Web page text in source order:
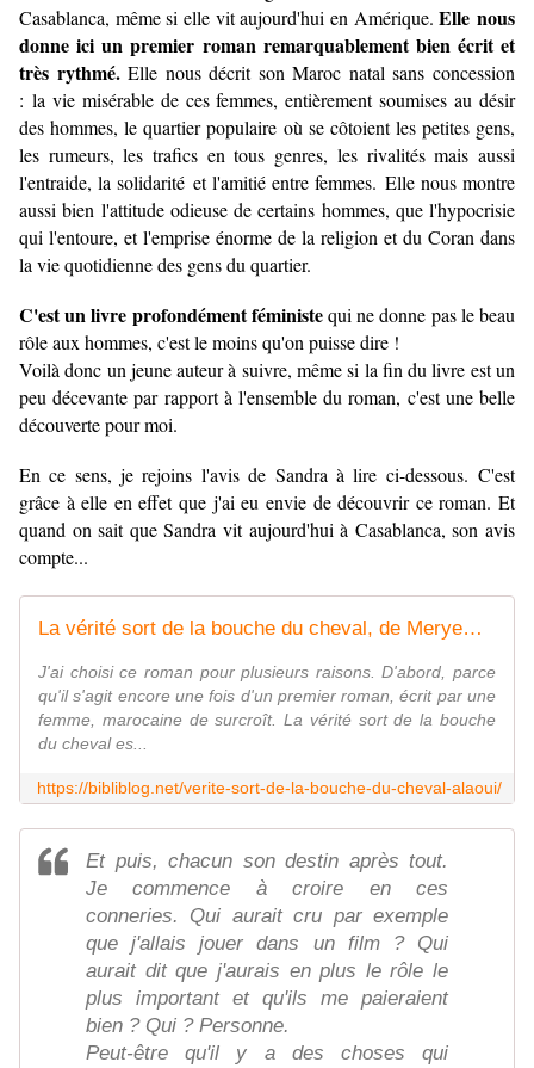
Casablanca, même si elle vit aujourd'hui en Amérique.Elle nous
donne ici un premier roman remarquablement bien écrit et
très rythmé.Elle nous décrit son Maroc natal sans concession
: la vie misérable de ces femmes, entièrement soumises au désir
des hommes, le quartier populaire où se côtoient les petites gens,
les rumeurs, les trafics en tous genres, les rivalités mais aussi
l'entraide, la solidarité et l'amitié entre femmes. Elle nous montre
aussi bien l'attitude odieuse de certains hommes, que l'hypocrisie
qui l'entoure, et l'emprise énorme de la religion et du Coran dans
la vie quotidienne des gens du quartier.
C'est un livre profondément féministequi ne donne pas le beau
rôle aux hommes, c'est le moins qu'on puisse dire !
Voilà donc un jeune auteur à suivre, même si la fin du livre est un
peu décevante par rapport à l'ensemble du roman, c'est une belle
découverte pour moi.
En ce sens, je rejoins l'avis de Sandra à lire ci-dessous. C'est
grâce à elle en effet que j'ai eu envie de découvrir ce roman. Et
quand on sait que Sandra vit aujourd'hui à Casablanca, son avis
compte...
La vérité sort de la bouche du cheval, de Meryem Alaoui La vérité sort de la bouche du cheval
J'ai choisi ce roman pour plusieurs raisons. D'abord, parce
qu'il s'agit encore une fois d'un premier roman, écrit par une
femme, marocaine de surcroît. La vérité sort de la bouche
du cheval es...
https://bibliblog.net/verite-sort-de-la-bouche-du-cheval-alaoui/
Et puis, chacun son destin après tout.
Je commence à croire en ces
conneries. Qui aurait cru par exemple
que j'allais jouer dans un film ? Qui
aurait dit que j'aurais en plus le rôle le
plus important et qu'ils me paieraient
bien ? Qui ? Personne.
Peut-être qu'il y a des choses qui